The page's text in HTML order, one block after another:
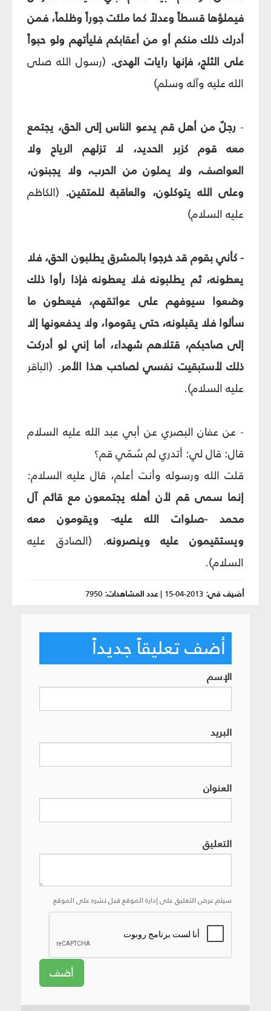
فيملؤها قسطاً وعدلاً كما ملئت جوراً وظلماً، فمن
أدرك ذلك منكم أو من أعقابكم فليأتهم ولو حبواً
على الثلج، فإنها رايات الهدى. (رسول الله صلى
الله عليه وآله وسلم)
- رجلٌ من أهل قم يدعو الناس إلى الحق، يجتمع
معه قوم كزبر الحديد، لا تزلهم الرياح ولا
العواصف، ولا يملون من الحرب، ولا يجبنون،
وعلى الله يتوكلون، والعاقبة للمتقين. (الكاظم
عليه السلام)
- كأني بقوم قد خرجوا بالمشرق يطلبون الحق، فلا
يعطونه، ثم يطلبونه فلا يعطونه فإذا رأوا ذلك
وضعوا سيوفهم على عواتقهم، فيعطون ما
سألوا فلا يقبلونه، حتى يقوموا، ولا يدفعونها إلا
إلى صاحبكم، قتلاهم شهداء، أما إني لو أدركت
ذلك لأستبقيت نفسي لصاحب هذا الأمر. (الباقر
عليه السلام).
- عن عفان البصري عن أبي عبد الله عليه السلام
قال: قال لي: أتدري لم سُمّي قم؟
قلت الله ورسوله وأنت أعلم، قال عليه السلام:
إنما سمى قم لأن أهله يجتمعون مع قائم آل
محمد -صلوات الله عليه- ويقومون معه
ويستقيمون عليه وينصرونه. (الصادق عليه
السلام).
أضيف في: 2013-04-15
|عدد المشاهدات: 7950
أضف تعليقاً جديداً
الإسم
البريد
العنوان
التعليق
سيتم عرض التعليق على إدارة الموقع قبل نشره على الموقع
أضف